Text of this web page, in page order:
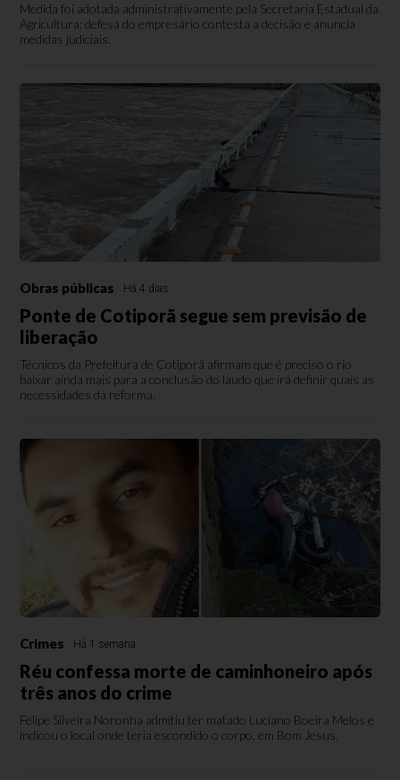
Medida foi adotada administrativamente pela Secretaria Estadual da
Agricultura; defesa do empresário contesta a decisão e anuncia
medidas judiciais.
Obras públicas Há 4 dias
Ponte de Cotiporã segue sem previsão de
liberação
Técnicos da Prefeitura de Cotiporã afirmam que é preciso o rio
baixar ainda mais para a conclusão do laudo que irá definir quais as
necessidades da reforma.
Crimes Há 1 semana
Réu confessa morte de caminhoneiro após
três anos do crime
Felipe Silveira Noronha admitiu ter matado Luciano Boeira Melos e
indicou o local onde teria escondido o corpo, em Bom Jesus.